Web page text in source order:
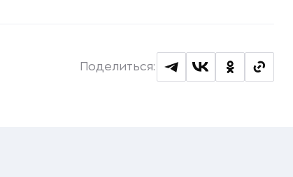
Поделиться: